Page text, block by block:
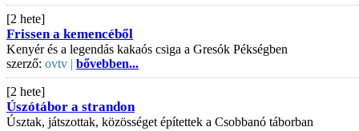
[2 hete]
Frissen a kemencéből
Kenyér és a legendás kakaós csiga a Gresók Pékségben
szerző: ovtv | bővebben...
[2 hete]
Úszótábor a strandon
Úsztak, játszottak, közösséget építettek a Csobbanó táborban